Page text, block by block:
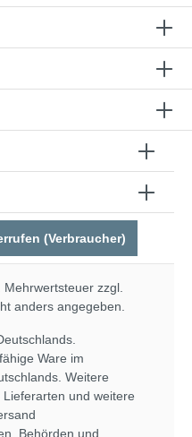
(Verbraucher)
zzgl.
anders angegeben.
Ware im
Weitere
und weitere
Behörden und